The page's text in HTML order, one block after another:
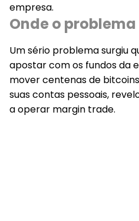
empresa.
Onde o
Um sério problema surgiu
apostar com os fundos da
mover centenas de
suas contas pessoais,
a operar margin trade.